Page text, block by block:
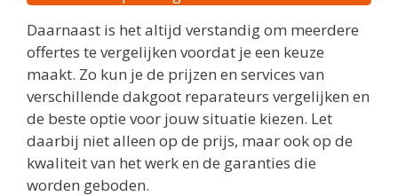
Daarnaast is het altijd verstandig om meerdere
offertes te vergelijken voordat je een keuze
maakt. Zo kun je de prijzen en services van
verschillende dakgoot reparateurs vergelijken en
de beste optie voor jouw situatie kiezen. Let
daarbij niet alleen op de prijs, maar ook op de
kwaliteit van het werk en de garanties die
worden geboden.